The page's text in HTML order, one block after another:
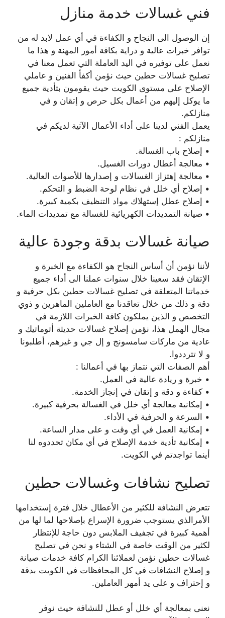
فني غسالات خدمة منازل
إن الوصول الى النجاح و الكفاءة في أي عمل لابد له من
توافر خبرات عالية و دراية بكافة أمور المهنة و هذا ما
نعمل على توفيره في اليد العاملة التي تعمل معنا في
تصليح غسالات حطين حيث نؤمن أكفأ الفنين و عاملي
الإصلاح على مستوى الكويت حيث يقومون بتأدية جميع
ما يوكل إليهم من أعمال بكل حرص و إتقان و في
منازلكم.
يعمل الفني لدينا على أداء الأعمال الآتية لديكم في
منازلكم :
• إصلاح باب الغسالة.
• معالجة أعطال دورات الغسيل.
• معالجة إهتزاز الغسالات و إصدارها للأصوات العالية.
• إصلاح أي خلل في نظام لوحة الضبط و التحكم.
• إصلاح عطل إستهلاك مواد التنظيف بكمية كبيرة.
• صيانة التمديدات الكهريائية للغسالة مع تمديدات الماء.
صيانة غسالات بدقة وجودة عالية
لأننا نؤمن أن أساس النجاح هو الكفاءة مع الخبرة و
الإتقان فقد سعينا خلال سنوات عملنا الى أداء جميع
خدماتنا المتعلقة في تصليح غسالات حطين بكل حرفية و
دقة و ذلك من خلال تعاقدنا مع العاملين الماهرين و ذوي
التخصص و الذين يملكون كافة الخبرات اللازمة في
مجال الهمل هذا، نؤمن إصلاح غسالات حديثة أتوماتيك و
عادية من ماركات سامسونج و إل جي و غيرهم، أطلبونا
و لا تترددوا.
أهم الصفات التي نتماز بها في أعمالنا :
• خبرة و ريادة عالية في العمل.
• كفاءة و دقة و إتقان في إنجاز الخدمة.
• إمكانية معالجة أي خلل في الغسالة بحرفية كبيرة.
• السرعة و الحرفية في الأداء.
• إمكانية العمل في أي وقت و على مدار الساعة.
• إمكانية تأدية خدمة الإصلاح في أي مكان تحددوه لنا
أينما تواجدتم في الكويت.
تصليح نشافات وغسالات حطين
تتعرض النشافة للكثير من الأعطال خلال فترة إستخدامها
الأمرالذي يستوجب ضرورة الإسراع بإصلاحها لما لها من
أهمية كبيرة في تجفيف الملابس دون حاجة للإنتظار
لكثير من الوقت خاصة في الشتاء و نحن في تصليح
غسالات حطين نؤمن لعملائنا الكرام كافة خدمات صيانة
و إصلاح النشافات في كل المحافظات في الكويت بدقة
و إحتراف و على يد أمهر العاملين.
نعنى بمعالجة أي خلل أو عطل للنشافة حيث نوفر